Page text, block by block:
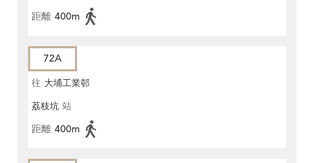
距離 400m
72A
往 大埔工業邨
荔枝坑 站
距離 400m